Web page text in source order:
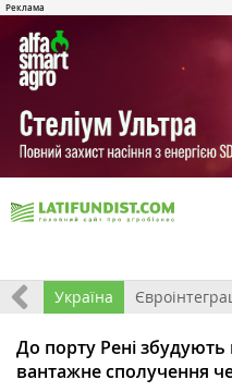
Все Україна
До порту Рені
вантажне сполучення